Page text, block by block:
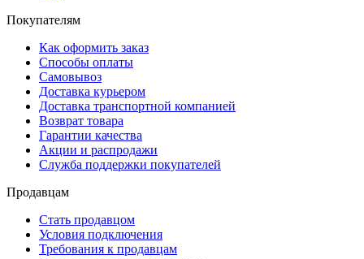
Покупателям
Как оформить заказ
Способы оплаты
Самовывоз
Доставка курьером
Доставка транспортной компанией
Возврат товара
Гарантии качества
Акции и распродажи
Служба поддержки покупателей
Продавцам
Стать продавцом
Условия подключения
Требования к продавцам